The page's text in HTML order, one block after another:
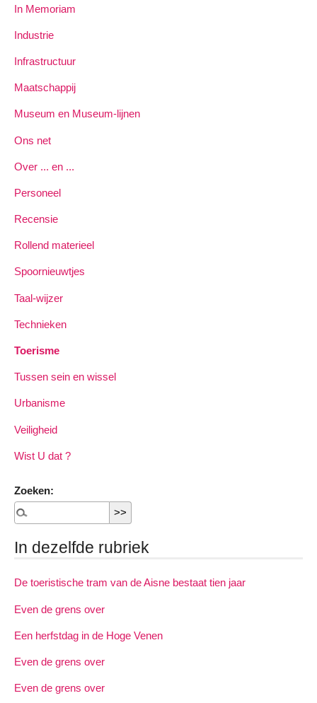
In Memoriam
Industrie
Infrastructuur
Maatschappij
Museum en Museum-lijnen
Ons net
Over ... en ...
Personeel
Recensie
Rollend materieel
Spoornieuwtjes
Taal-wijzer
Technieken
Toerisme
Tussen sein en wissel
Urbanisme
Veiligheid
Wist U dat ?
Zoeken:
In dezelfde rubriek
De toeristische tram van de Aisne bestaat tien jaar
Even de grens over
Een herfstdag in de Hoge Venen
Even de grens over
Even de grens over